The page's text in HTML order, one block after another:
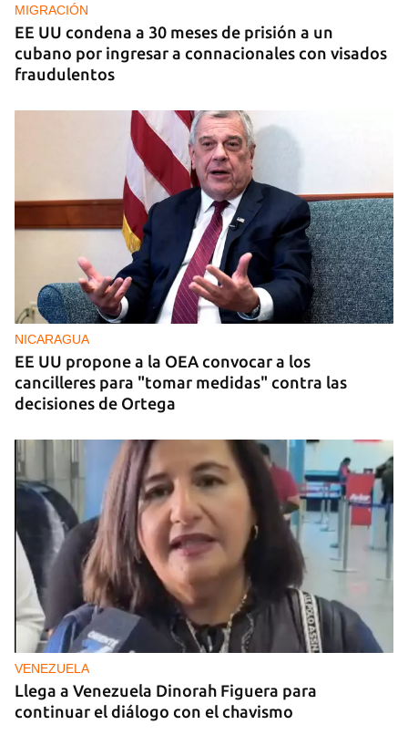
MIGRACIÓN
EE UU condena a 30 meses de prisión a un
cubano por ingresar a connacionales con visados
fraudulentos
NICARAGUA
EE UU propone a la OEA convocar a los
cancilleres para "tomar medidas" contra las
decisiones de Ortega
VENEZUELA
Llega a Venezuela Dinorah Figuera para
continuar el diálogo con el chavismo